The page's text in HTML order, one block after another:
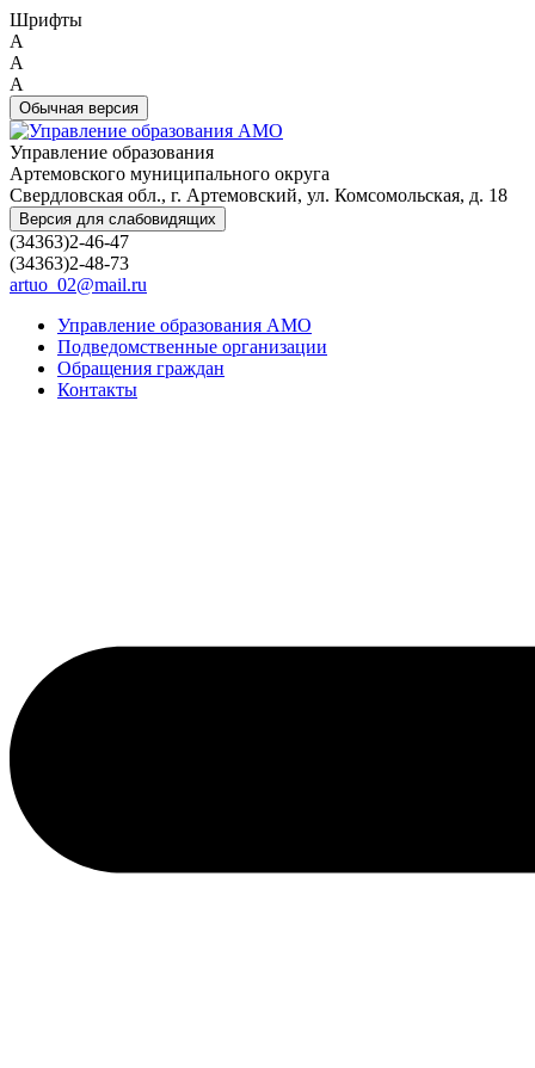
Шрифты
A
A
A
Обычная версия
Управление образования
Артемовского муниципального округа
Свердловская обл., г. Артемовский, ул. Комсомольская, д. 18
Версия для слабовидящих
(34363)2-46-47
(34363)2-48-73
artuo_02@mail.ru
Управление образования АМО
Подведомственные организации
Обращения граждан
Контакты